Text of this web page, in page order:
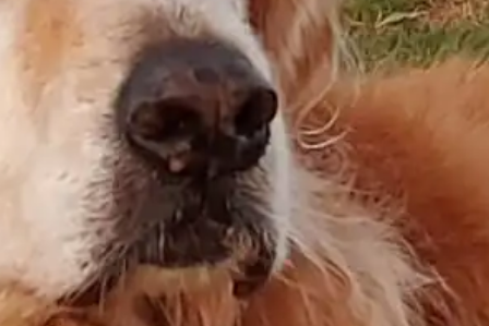
I per què? Per pura comoditat.
Perquè la majoria de la gent prefereix no fer ni una
trucada. Ni entrar a la web de l’allotjament. Perquè
sí, és més fàcil ficar dates a Booking i llest. I ho